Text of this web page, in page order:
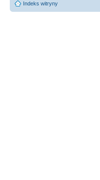
Indeks witryny